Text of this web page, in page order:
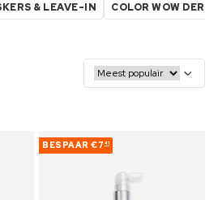
& LEAVE-IN COLOR WOW
BESPAAR €7 41